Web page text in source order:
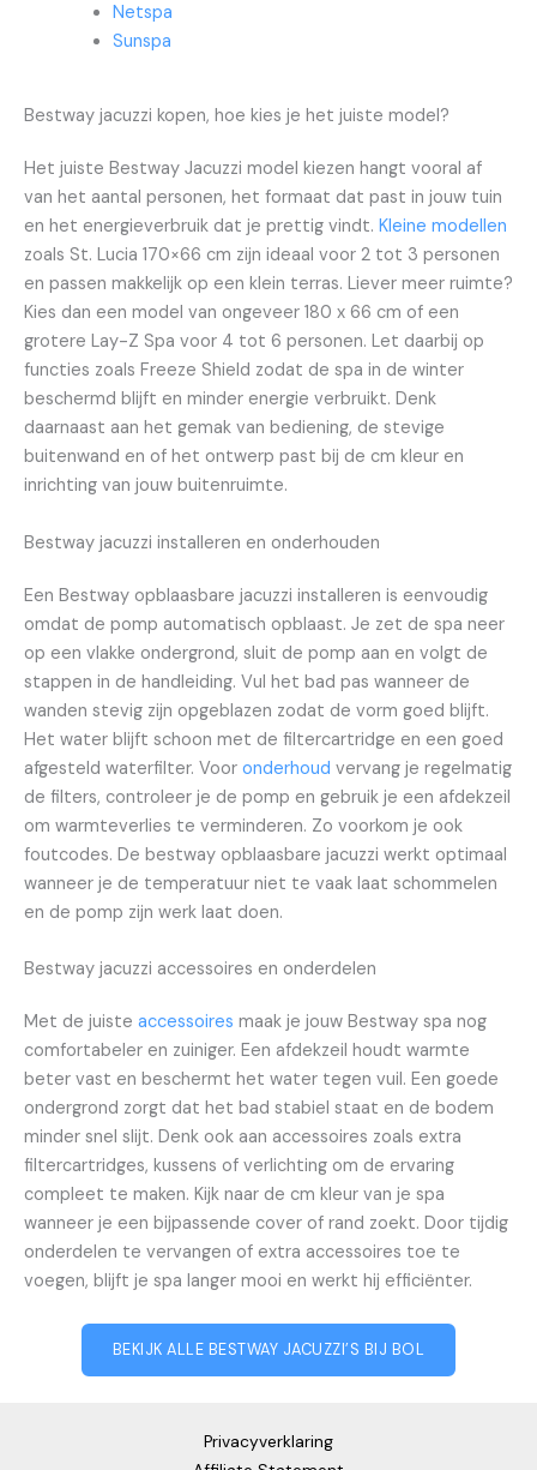
Netspa
Sunspa
Bestway jacuzzi kopen, hoe kies je het juiste model?
Het juiste Bestway Jacuzzi model kiezen hangt vooral af
van het aantal personen, het formaat dat past in jouw tuin
en het energieverbruik dat je prettig vindt. Kleine modellen
zoals St. Lucia 170×66 cm zijn ideaal voor 2 tot 3 personen
en passen makkelijk op een klein terras. Liever meer ruimte?
Kies dan een model van ongeveer 180 x 66 cm of een
grotere Lay-Z Spa voor 4 tot 6 personen. Let daarbij op
functies zoals Freeze Shield zodat de spa in de winter
beschermd blijft en minder energie verbruikt. Denk
daarnaast aan het gemak van bediening, de stevige
buitenwand en of het ontwerp past bij de cm kleur en
inrichting van jouw buitenruimte.
Bestway jacuzzi installeren en onderhouden
Een Bestway opblaasbare jacuzzi installeren is eenvoudig
omdat de pomp automatisch opblaast. Je zet de spa neer
op een vlakke ondergrond, sluit de pomp aan en volgt de
stappen in de handleiding. Vul het bad pas wanneer de
wanden stevig zijn opgeblazen zodat de vorm goed blijft.
Het water blijft schoon met de filtercartridge en een goed
afgesteld waterfilter. Voor onderhoud vervang je regelmatig
de filters, controleer je de pomp en gebruik je een afdekzeil
om warmteverlies te verminderen. Zo voorkom je ook
foutcodes. De bestway opblaasbare jacuzzi werkt optimaal
wanneer je de temperatuur niet te vaak laat schommelen
en de pomp zijn werk laat doen.
Bestway jacuzzi accessoires en onderdelen
Met de juiste accessoires maak je jouw Bestway spa nog
comfortabeler en zuiniger. Een afdekzeil houdt warmte
beter vast en beschermt het water tegen vuil. Een goede
ondergrond zorgt dat het bad stabiel staat en de bodem
minder snel slijt. Denk ook aan accessoires zoals extra
filtercartridges, kussens of verlichting om de ervaring
compleet te maken. Kijk naar de cm kleur van je spa
wanneer je een bijpassende cover of rand zoekt. Door tijdig
onderdelen te vervangen of extra accessoires toe te
voegen, blijft je spa langer mooi en werkt hij efficiënter.
BEKIJK ALLE BESTWAY JACUZZI’S BIJ BOL
Privacyverklaring